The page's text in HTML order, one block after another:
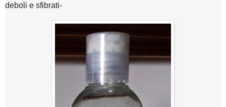
deboli e sfibrati-